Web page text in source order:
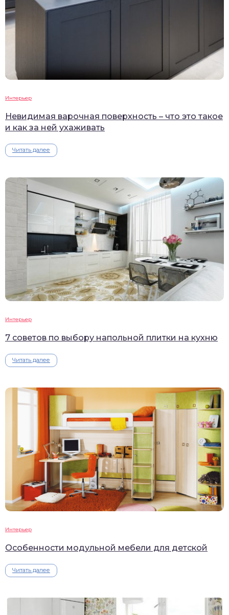
Интерьер
Невидимая варочная поверхность – что это такое
и как за ней ухаживать
Читать далее
Интерьер
7 советов по выбору напольной плитки на кухню
Читать далее
Интерьер
Особенности модульной мебели для детской
Читать далее